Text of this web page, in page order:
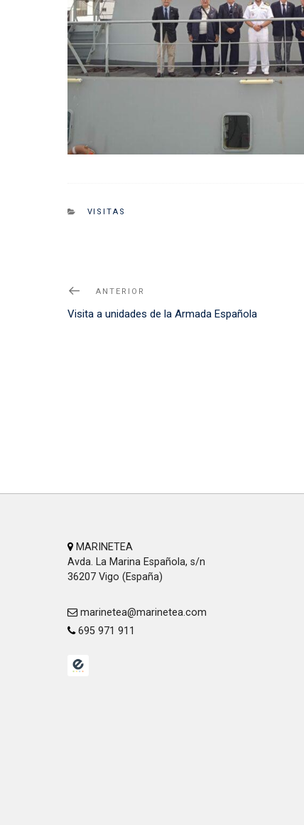
CATEGORIES
VISITAS
Navegación
de
Noticia
Anterior
ANTERIOR
Visita a unidades de la Armada Española
MARINETEA
Avda. La Marina Española, s/n
36207 Vigo (España)
marinetea@marinetea.com
695 971 911